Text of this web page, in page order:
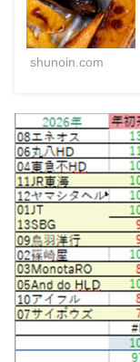
shunoin.com